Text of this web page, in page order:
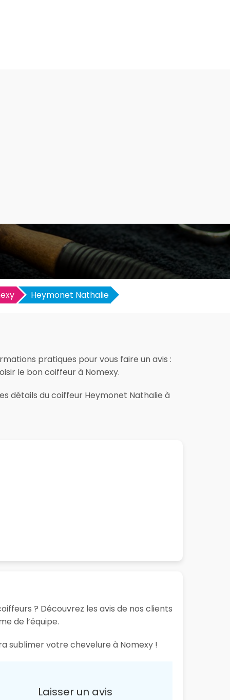
Heymonet Nathalie
pratiques pour vous faire un avis :
le bon coiffeur à Nomexy.
détails du coiffeur Heymonet Nathalie à
? Découvrez les avis de nos clients
de l’équipe.
sublimer votre chevelure à Nomexy !
Laisser un avis